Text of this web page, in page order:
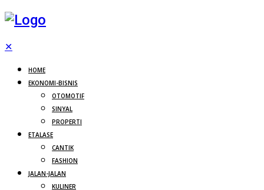
✕
HOME
EKONOMI-BISNIS
OTOMOTIF
SINYAL
PROPERTI
ETALASE
CANTIK
FASHION
JALAN-JALAN
KULINER